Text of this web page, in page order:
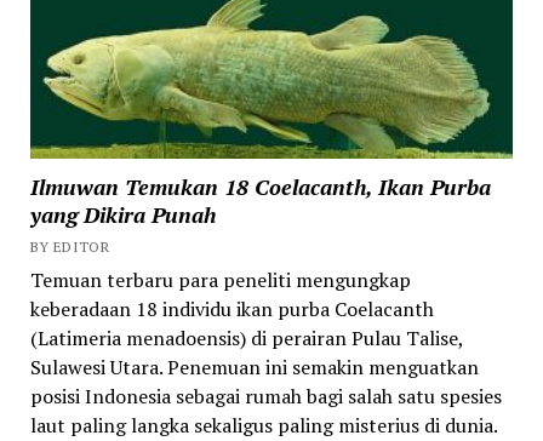
Ilmuwan Temukan 18 Coelacanth, Ikan Purba
yang Dikira Punah
BY EDITOR
Temuan terbaru para peneliti mengungkap
keberadaan 18 individu ikan purba Coelacanth
(Latimeria menadoensis) di perairan Pulau Talise,
Sulawesi Utara. Penemuan ini semakin menguatkan
posisi Indonesia sebagai rumah bagi salah satu spesies
laut paling langka sekaligus paling misterius di dunia.